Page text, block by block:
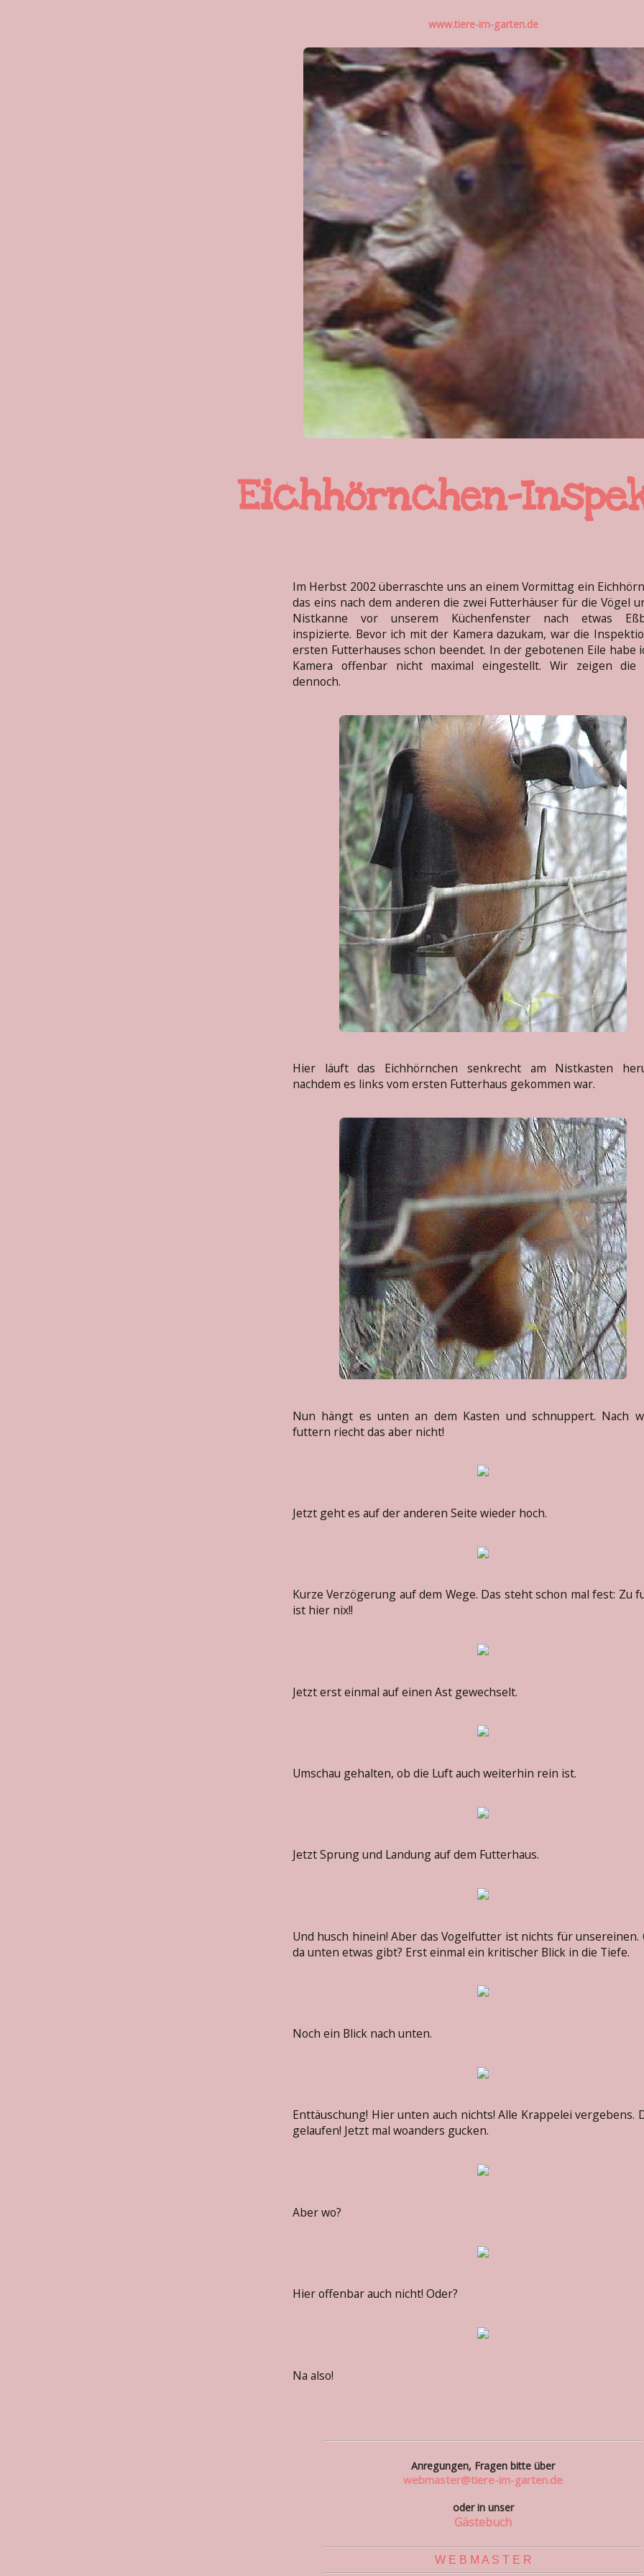
www.tiere-im-garten.de
Eichhörnchen-
Im Herbst 2002 überraschte uns an einem Vormittag ein
das eins nach dem anderen die zwei Futterhäuser für die Vögel
Nistkanne vor unserem Küchenfenster nach etwas
inspizierte. Bevor ich mit der Kamera dazukam, war die
ersten Futterhauses schon beendet. In der gebotenen Eile habe
Kamera offenbar nicht maximal eingestellt. Wir zeigen die
dennoch.
Hier läuft das Eichhörnchen senkrecht am Nistkasten
nachdem es links vom ersten Futterhaus gekommen war.
Nun hängt es unten an dem Kasten und schnuppert. Nach
futtern riecht das aber nicht!
Jetzt geht es auf der anderen Seite wieder hoch.
Kurze Verzögerung auf dem Wege. Das steht schon mal fest: Zu
ist hier nix!!
Jetzt erst einmal auf einen Ast gewechselt.
Umschau gehalten, ob die Luft auch weiterhin rein ist.
Jetzt Sprung und Landung auf dem Futterhaus.
Und husch hinein! Aber das Vogelfutter ist nichts für unsereinen.
da unten etwas gibt? Erst einmal ein kritischer Blick in die Tiefe.
Noch ein Blick nach unten.
Enttäuschung! Hier unten auch nichts! Alle Krappelei vergebens.
gelaufen! Jetzt mal woanders gucken.
Aber wo?
Hier offenbar auch nicht! Oder?
Na also!
Anregungen, Fragen bitte über
webmaster@tiere-im-garten.de
oder in unser
Gästebuch
W E B M A S T E R